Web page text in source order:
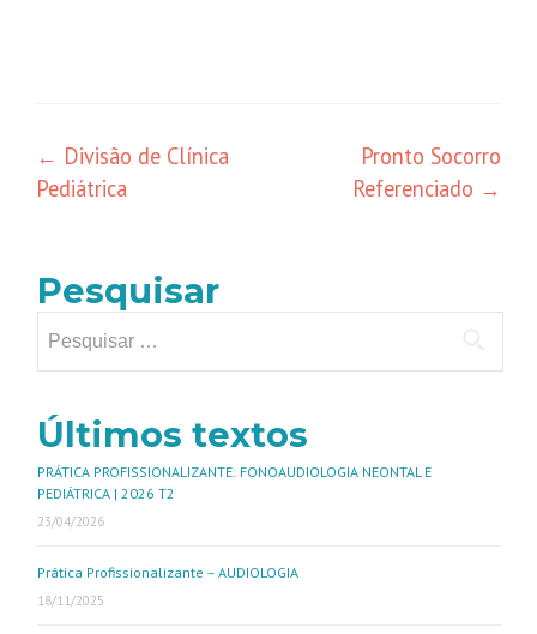
← Divisão de Clínica
Pediátrica
Pronto Socorro
Referenciado →
Pesquisar
Últimos textos
PRÁTICA PROFISSIONALIZANTE: FONOAUDIOLOGIA NEONTAL E
PEDIÁTRICA | 2026 T2
23/04/2026
Prática Profissionalizante – AUDIOLOGIA
18/11/2025